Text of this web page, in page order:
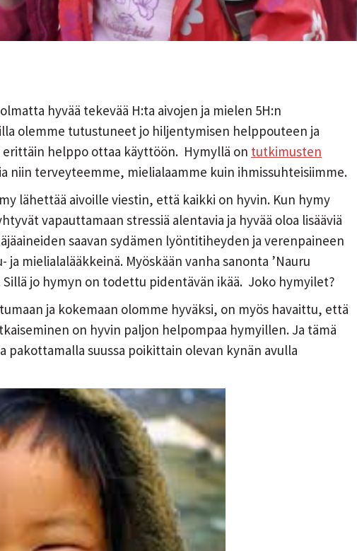
hyvää tekevää H:ta aivojen ja mielen 5H:n
olemme tutustuneet jo hiljentymisen helppouteen ja
erittäin helppo ottaa käyttöön. Hymyllä on tutkimusten
niin terveyteemme, mielialaamme kuin ihmissuhteisiimme.
lähettää aivoille viestin, että kaikki on hyvin. Kun hymy
vapauttamaan stressiä alentavia ja hyvää oloa lisääviä
saavan sydämen lyöntitiheyden ja verenpaineen
mielialalääkkeinä. Myöskään vanha sanonta ’Nauru
jo hymyn on todettu pidentävän ikää. Joko hymyilet?
ja kokemaan olomme hyväksi, on myös havaittu, että
on hyvin paljon helpompaa hymyillen. Ja tämä
pakottamalla suussa poikittain olevan kynän avulla